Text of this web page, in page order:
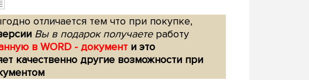
отличается тем что при покупке,
Вы в подарок получаетеработу
в WORD - документ и это
качественно другие возможности при